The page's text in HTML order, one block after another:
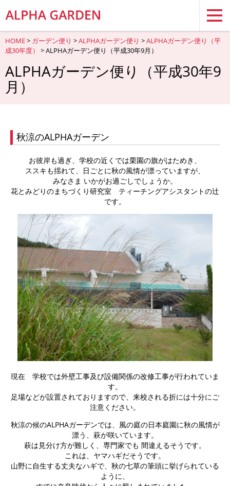
HOME> ガーデン便り >ALPHAガーデン便り >ALPHAガーデン便り（平
成30年度）
> ALPHAガーデン便り（平成30年9月）
ALPHAガーデン便り（平成30年9
月）
秋涼のALPHAガーデン
お彼岸も過ぎ、学校の近くでは栗園の旗がはためき、
ススキも揺れて、日ごとに秋の風情が漂っていますが、
みなさま いかがお過ごしでしょうか。
花とみどりのまちづくり研究室 ティーチングアシスタントの辻
です。
現在 学校では外壁工事及び設備関係の改修工事が行われていま
す。
足場などが設置されておりますので、来校される折には十分にご
注意ください。
秋涼の候のALPHAガーデンでは、風の庭の日本庭園に秋の風情が
漂う、萩が咲いています。
萩は見分け方が難しく、専門家でも 間違えるそうです。
これは、ヤマハギだそうです。
山野に自生する丈夫なハギで、秋の七草の筆頭に挙げられている
ように、